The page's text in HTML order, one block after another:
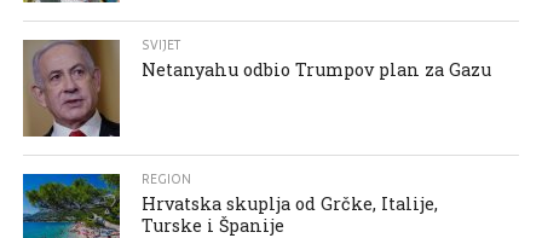
SVIJET
Netanyahu odbio Trumpov plan za Gazu
REGION
Hrvatska skuplja od Grčke, Italije,
Turske i Španije